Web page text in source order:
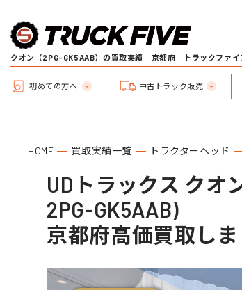
クオン（2PG-GK5AAB）の買取実績｜京都府｜トラックファイ
初めての方へ 中古トラック販売
HOME 買取実績一覧 トラクターヘッド
UDトラックス クオ
2PG-GK5AAB)
京都府高価買取しま